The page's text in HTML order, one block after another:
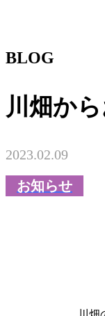
BLOG
川畑か
2023.02.09
お知らせ